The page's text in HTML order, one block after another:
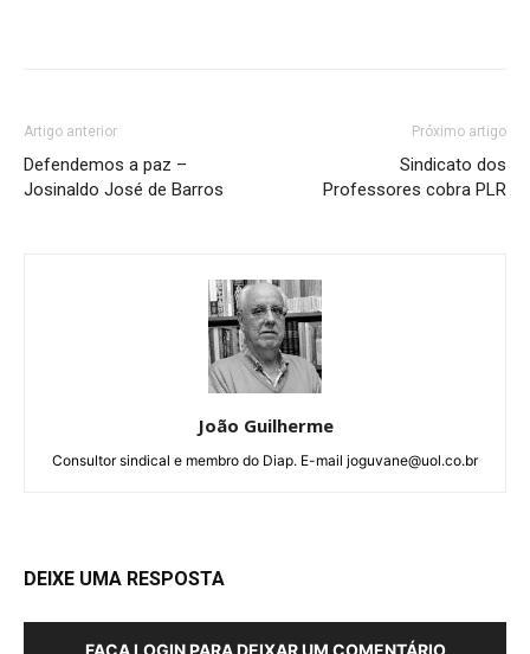
Artigo anterior
Defendemos a paz –
Josinaldo José de Barros
Próximo artigo
Sindicato dos
Professores cobra PLR
João Guilherme
Consultor sindical e membro do Diap. E-mail joguvane@uol.co.br
DEIXE UMA RESPOSTA
FAÇA LOGIN PARA DEIXAR UM COMENTÁRIO